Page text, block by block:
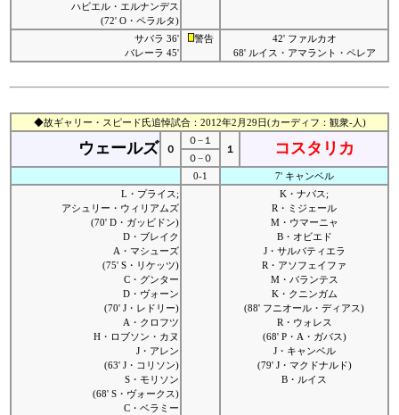
ハビエル・エルナンデス
(72' O・ペラルタ)
サバラ 36'
バレーラ 45'
警告
42' ファルカオ
68' ルイス・アマラント・ペレア
◆故ギャリー・スピード氏追悼試合：2012年2月29日(カーディフ：観衆-人)
ウェールズ ０
０−１
１
コスタリカ
０−０
0-1
7' キャンベル
L・プライス;
アシュリー・ウィリアムズ
(70' D・ガッビドン)
D・ブレイク
A・マシューズ
(75' S・リケッツ)
C・グンター
D・ヴォーン
(70' J・レドリー)
A・クロフツ
H・ロブソン・カヌ
J・アレン
(63' J・コリソン)
S・モリソン
(68' S・ヴォークス)
C・ベラミー
K・ナバス;
R・ミジェール
M・ウマーニャ
B・オビエド
J・サルバティエラ
R・アソフェイファ
M・バランテス
K・クニンガム
(88' フニオール・ディアス)
R・ウォレス
(68' P・A・ガバス)
J・キャンベル
(79' J・マクドナルド)
B・ルイス